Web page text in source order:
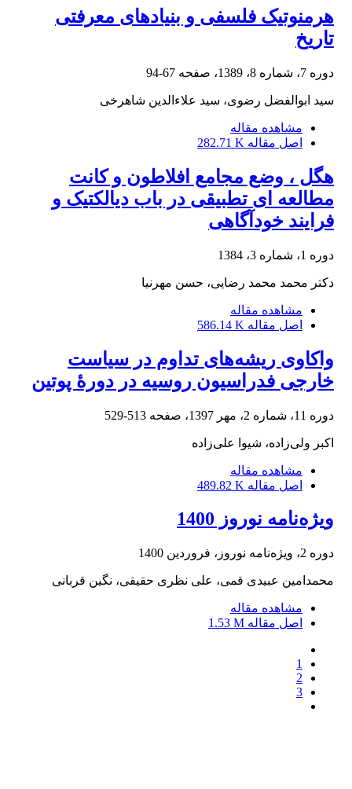
هرمنوتیک فلسفی و بنیادهای معرفتی
تاریخ
دوره 7، شماره 8، 1389، صفحه 67-94
سید ابوالفضل رضوی، سید علاءالدین شاهرخی
مشاهده مقاله
اصل مقاله 282.71 K
هگل ، وضع مجامع افلاطون و کانت
مطالعه ای تطبیقی در باب دیالکتیک و
فرایند خودآگاهی
دوره 1، شماره 3، 1384
دکتر محمد محمد رضایی، حسن مهرنیا
مشاهده مقاله
اصل مقاله 586.14 K
واکاوی ریشه‌های تداوم در سیاست
خارجی فدراسیون روسیه در دورۀ پوتین
دوره 11، شماره 2، مهر 1397، صفحه 513-529
اکبر ولی‌زاده، شیوا علی‌زاده
مشاهده مقاله
اصل مقاله 489.82 K
ویژه‌نامه نوروز 1400
دوره 2، ویژه‌نامه نوروز، فروردین 1400
محمدامین عبیدی قمی، علی نظری حقیقی، نگین قربانی
مشاهده مقاله
اصل مقاله 1.53 M
1
2
3